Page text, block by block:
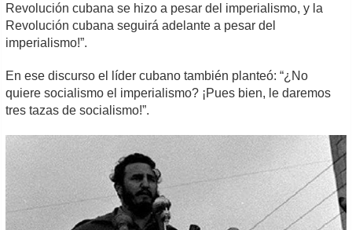
Revolución cubana se hizo a pesar del imperialismo, y la
Revolución cubana seguirá adelante a pesar del
imperialismo!”.
En ese discurso el líder cubano también planteó: “¿No
quiere socialismo el imperialismo? ¡Pues bien, le daremos
tres tazas de socialismo!”.